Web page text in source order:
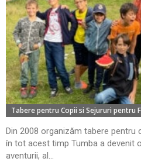
Tabere pentru Copii si Sejururi pentru
Din 2008 organizăm tabere pentru
în tot acest timp Tumba a devenit
aventurii, al...